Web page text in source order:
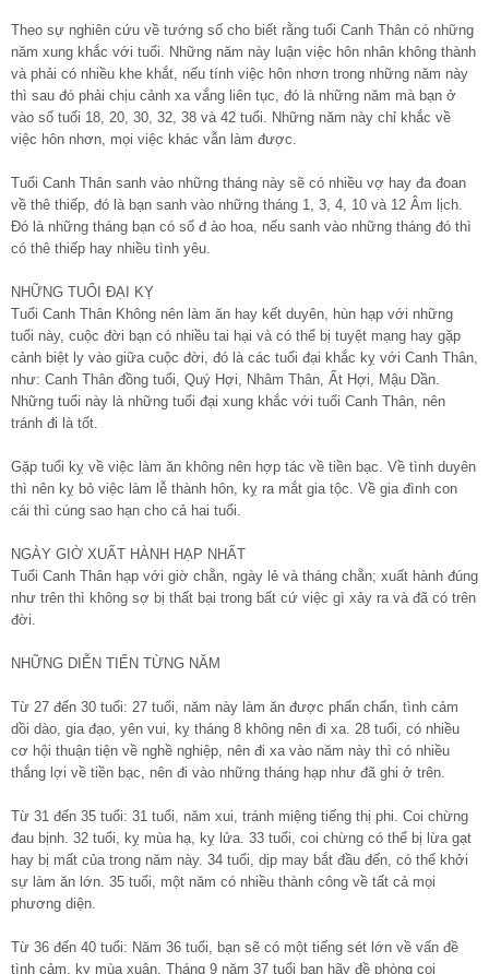
Theo sự nghiên cứu về tướng số cho biết rằng tuổi Canh Thân có những
năm xung khắc với tuổi. Những năm này luận việc hôn nhân không thành
và phải có nhiều khe khắt, nếu tính việc hôn nhơn trong những năm này
thì sau đó phải chịu cảnh xa vắng liên tục, đó là những năm mà bạn ở
vào số tuổi 18, 20, 30, 32, 38 và 42 tuổi. Những năm này chỉ khắc về
việc hôn nhơn, mọi việc khác vẫn làm được.
Tuổi Canh Thân sanh vào những tháng này sẽ có nhiều vợ hay đa đoan
về thê thiếp, đó là bạn sanh vào những tháng 1, 3, 4, 10 và 12 Âm lịch.
Đó là những tháng bạn có số đ ào hoa, nếu sanh vào những tháng đó thì
có thê thiếp hay nhiều tình yêu.
NHỮNG TUỔI ĐẠI KỴ
Tuổi Canh Thân Không nên làm ăn hay kết duyên, hùn hạp với những
tuổi này, cuộc đời bạn có nhiều tai hại và có thể bị tuyệt mạng hay gặp
cảnh biệt ly vào giữa cuộc đời, đó là các tuổi đại khắc kỵ với Canh Thân,
như: Canh Thân đồng tuổi, Quý Hợi, Nhâm Thân, Ất Hợi, Mậu Dần.
Những tuổi này là những tuổi đại xung khắc với tuổi Canh Thân, nên
tránh đi là tốt.
Gặp tuổi kỵ về việc làm ăn không nên hợp tác về tiền bạc. Về tình duyên
thì nên kỵ bỏ việc làm lễ thành hôn, kỵ ra mắt gia tộc. Về gia đình con
cái thì cúng sao hạn cho cả hai tuổi.
NGÀY GIỜ XUẤT HÀNH HẠP NHẤT
Tuổi Canh Thân hạp với giờ chẵn, ngày lẻ và tháng chẵn; xuất hành đúng
như trên thì không sợ bị thất bại trong bất cứ việc gì xảy ra và đã có trên
đời.
NHỮNG DIỄN TIẾN TỪNG NĂM
Từ 27 đến 30 tuổi: 27 tuổi, năm này làm ăn được phấn chấn, tình cảm
dồi dào, gia đạo, yên vui, kỵ tháng 8 không nên đi xa. 28 tuổi, có nhiều
cơ hội thuận tiện về nghề nghiệp, nên đi xa vào năm này thì có nhiều
thắng lợi về tiền bạc, nên đi vào những tháng hạp như đã ghi ở trên.
Từ 31 đến 35 tuổi: 31 tuổi, năm xui, tránh miệng tiếng thị phi. Coi chừng
đau bịnh. 32 tuổi, kỵ mùa hạ, kỵ lửa. 33 tuổi, coi chừng có thể bị lừa gạt
hay bị mất của trong năm này. 34 tuổi, dịp may bắt đầu đến, có thể khởi
sự làm ăn lớn. 35 tuổi, một năm có nhiều thành công về tất cả mọi
phương diện.
Từ 36 đến 40 tuổi: Năm 36 tuổi, bạn sẽ có một tiếng sét lớn về vấn đề
tình cảm, kỵ mùa xuân. Tháng 9 năm 37 tuổi bạn hãy đề phòng coi